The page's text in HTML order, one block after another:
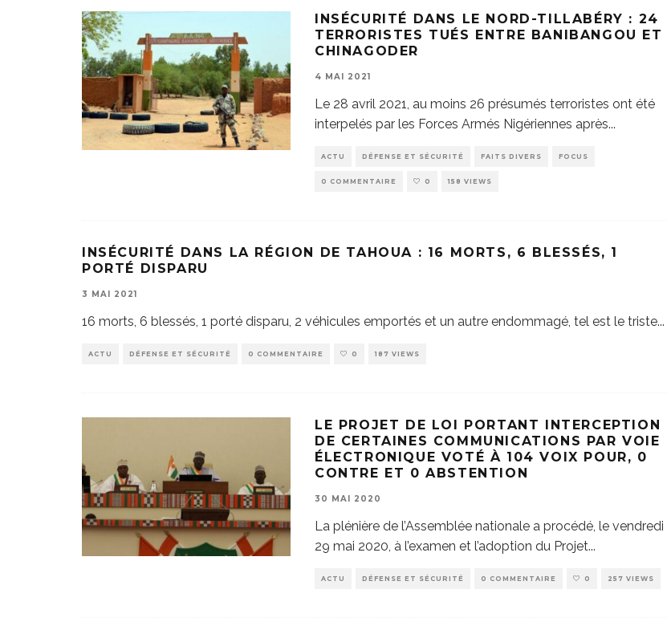
INSÉCURITÉ DANS LE NORD-TILLABÉRY : 24
TERRORISTES TUÉS ENTRE BANIBANGOU ET
CHINAGODER
4 MAI 2021
Le 28 avril 2021, au moins 26 présumés terroristes ont été
interpelés par les Forces Armés Nigériennes après...
ACTU DÉFENSE ET SÉCURITÉ FAITS DIVERS FOCUS
0 COMMENTAIRE 0 158 VIEWS
INSÉCURITÉ DANS LA RÉGION DE TAHOUA : 16 MORTS, 6 BLESSÉS, 1
PORTÉ DISPARU
3 MAI 2021
16 morts, 6 blessés, 1 porté disparu, 2 véhicules emportés et un autre endommagé, tel est le triste...
ACTU DÉFENSE ET SÉCURITÉ 0 COMMENTAIRE 0 187 VIEWS
LE PROJET DE LOI PORTANT INTERCEPTION
DE CERTAINES COMMUNICATIONS PAR VOIE
ÉLECTRONIQUE VOTÉ À 104 VOIX POUR, 0
CONTRE ET 0 ABSTENTION
30 MAI 2020
La plénière de l’Assemblée nationale a procédé, le vendredi
29 mai 2020, à l’examen et l’adoption du Projet...
ACTU DÉFENSE ET SÉCURITÉ 0 COMMENTAIRE 0 257 VIEWS